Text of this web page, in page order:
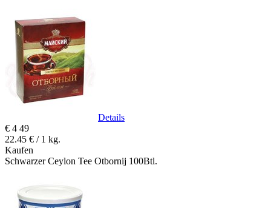
Details
€ 4 49
22.45 € / 1 kg.
Kaufen
Schwarzer Ceylon Tee Otbornij 100Btl.